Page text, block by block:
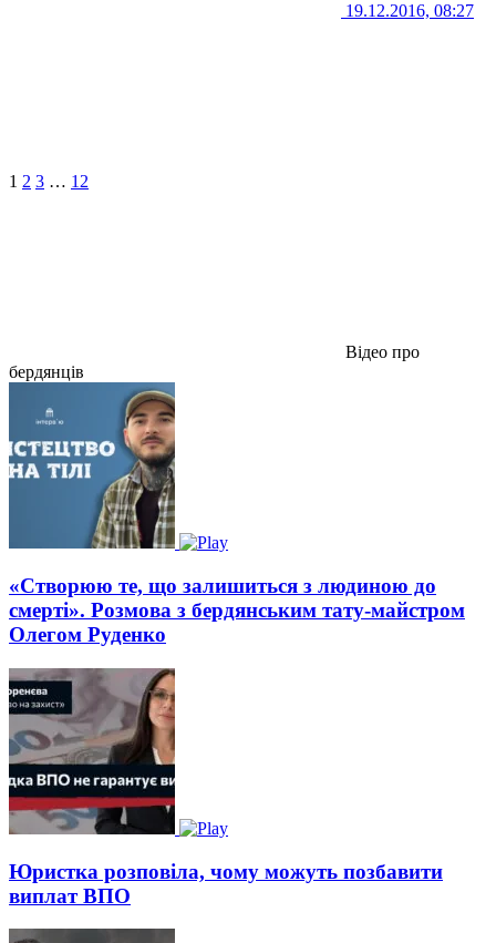
19.12.2016, 08:27
1 2 3 … 12
Відео про
бердянців
«Створюю те, що залишиться з людиною до
смерті». Розмова з бердянським тату-майстром
Олегом Руденко
Юристка розповіла, чому можуть позбавити
виплат ВПО